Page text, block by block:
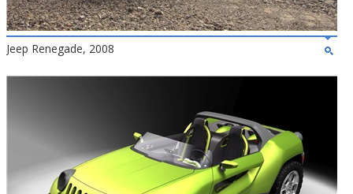
Jeep Renegade, 2008